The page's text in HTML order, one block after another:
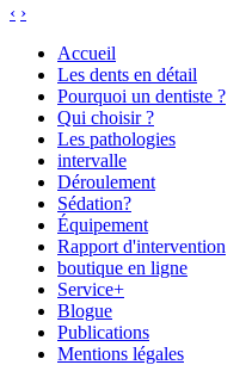
‹ ›
Accueil
Les dents en détail
Pourquoi un dentiste ?
Qui choisir ?
Les pathologies
intervalle
Déroulement
Sédation?
Équipement
Rapport d'intervention
boutique en ligne
Service+
Blogue
Publications
Mentions légales